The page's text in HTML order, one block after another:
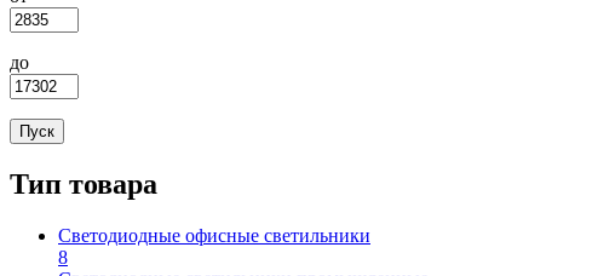
до
Тип товара
Светодиодные офисные светильники
8